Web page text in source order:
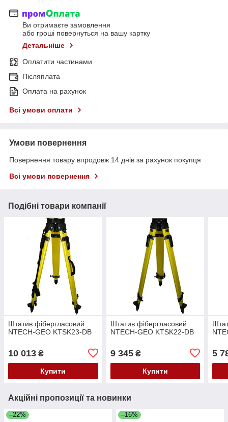
Ви отримаєте замовлення
або гроші повернуться на вашу картку
Детальніше
Оплатити частинами
Післяплата
Оплата на рахунок
Всі умови оплати
Умови повернення
Повернення товару впродовж 14 днів за рахунок покупця
Всі умови повернення
Подібні товари компанії
Штатив фібергласовий
NTECH-GEO KTSK23-DB
10 013 ₴
Купити
Штатив фібергласовий
NTECH-GEO KTSK22-DB
9 345₴
Купити
5
Акційні пропозиції та новинки
–22% –16%